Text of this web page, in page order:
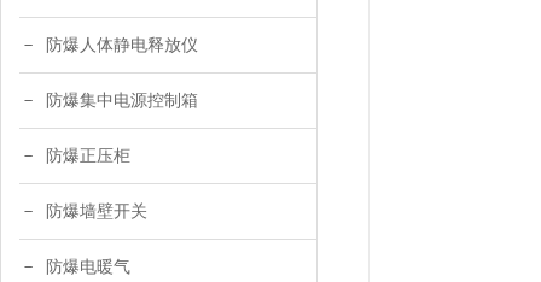
防爆人体静电释放仪
防爆集中电源控制箱
防爆正压柜
防爆墙壁开关
防爆电暖气